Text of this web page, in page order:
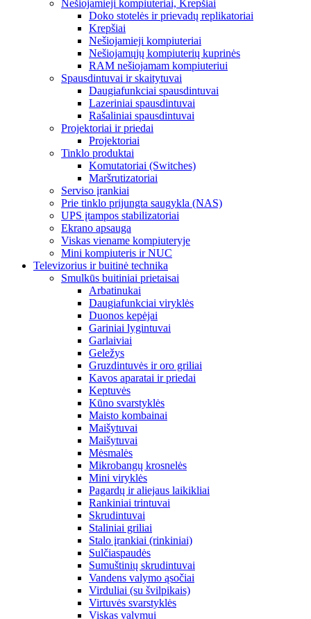
Nešiojamieji kompiuteriai, Krepšiai
Doko stotelės ir prievadų replikatoriai
Krepšiai
Nešiojamieji kompiuteriai
Nešiojamųjų kompiuterių kuprinės
RAM nešiojamam kompiuteriui
Spausdintuvai ir skaitytuvai
Daugiafunkciai spausdintuvai
Lazeriniai spausdintuvai
Rašaliniai spausdintuvai
Projektoriai ir priedai
Projektoriai
Tinklo produktai
Komutatoriai (Switches)
Maršrutizatoriai
Serviso įrankiai
Prie tinklo prijungta saugykla (NAS)
UPS įtampos stabilizatoriai
Ekrano apsauga
Viskas viename kompiuteryje
Mini kompiuteris ir NUC
Televizorius ir buitinė technika
Smulkūs buitiniai prietaisai
Arbatinukai
Daugiafunkciai viryklės
Duonos kepėjai
Gariniai lygintuvai
Garlaiviai
Geležys
Gruzdintuvės ir oro griliai
Kavos aparatai ir priedai
Keptuvės
Kūno svarstyklės
Maisto kombainai
Maišytuvai
Maišytuvai
Mėsmalės
Mikrobangų krosnelės
Mini viryklės
Pagardų ir aliejaus laikikliai
Rankiniai trintuvai
Skrudintuvai
Staliniai griliai
Stalo įrankiai (rinkiniai)
Sulčiaspaudės
Sumuštinių skrudintuvai
Vandens valymo ąsočiai
Virduliai (su švilpikais)
Virtuvės svarstyklės
Viskas valymui